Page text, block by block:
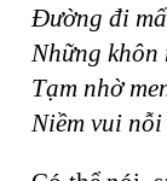
Đường đi
Những
Tạm nhờ
Niềm vui